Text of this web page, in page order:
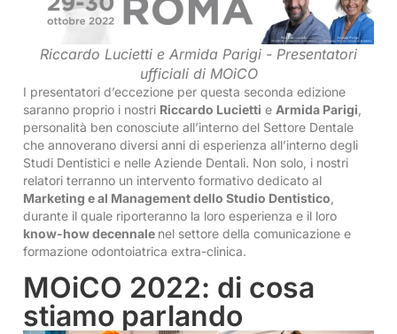
Riccardo Lucietti e Armida Parigi - Presentatori
ufficiali di MOiCO
I presentatori d’eccezione per questa seconda edizione
saranno proprio i nostri Riccardo Lucietti e Armida Parigi
personalità ben conosciute all’interno del Settore Dentale
che annoverano diversi anni di esperienza all’interno degli
Studi Dentistici e nelle Aziende Dentali. Non solo, i nostri
relatori terranno un intervento formativo dedicato al
Marketing e al Management dello Studio Dentistico
durante il quale riporteranno la loro esperienza e il loro
know-how decennale nel settore della comunicazione e
formazione odontoiatrica extra-clinica.
MOiCO 2022: di cosa
stiamo parlando